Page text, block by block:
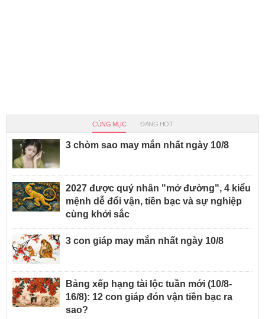
CÙNG MỤC ĐANG HOT
3 chòm sao may mắn nhất ngày 10/8
2027 được quý nhân "mở đường", 4 kiểu
mệnh dễ đổi vận, tiền bạc và sự nghiệp
cùng khởi sắc
3 con giáp may mắn nhất ngày 10/8
Bảng xếp hạng tài lộc tuần mới (10/8-
16/8): 12 con giáp đón vận tiền bạc ra
sao?